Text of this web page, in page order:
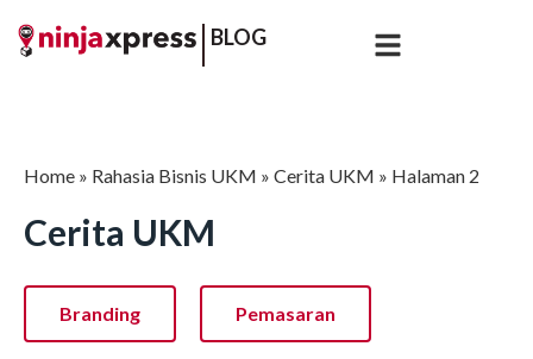
BLOG
Home » Rahasia Bisnis UKM » Cerita UKM » Halaman 2
Cerita UKM
Branding Pemasaran